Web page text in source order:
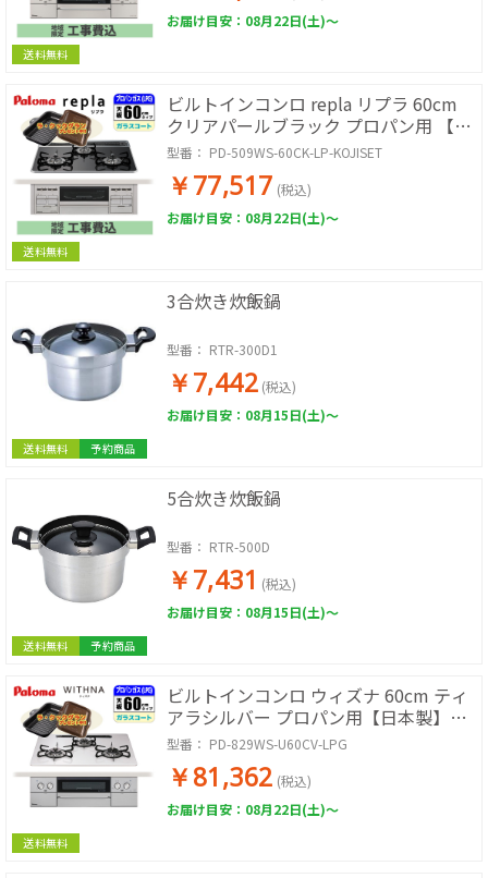
送料無料
お届け目安：08月22日(土)～
送料無料
ビルトインコンロ repla リプラ 60cm
クリアパールブラック プロパン用 【日
本製】台数限定!!ラ・クックグランサー
ビス!【標準工事費込み】
型番： PD-509WS-60CK-LP-KOJISET
￥77,517 (税込)
お届け目安：08月22日(土)～
送料無料 予約商品
3合炊き炊飯鍋
型番： RTR-300D1
￥7,442 (税込)
お届け目安：08月15日(土)～
送料無料 予約商品
5合炊き炊飯鍋
型番： RTR-500D
￥7,431 (税込)
お届け目安：08月15日(土)～
送料無料
ビルトインコンロ ウィズナ 60cm ティ
アラシルバー プロパン用【日本製】台
数限定!!ラ・クックグランサービス!
型番： PD-829WS-U60CV-LPG
￥81,362 (税込)
お届け目安：08月22日(土)～